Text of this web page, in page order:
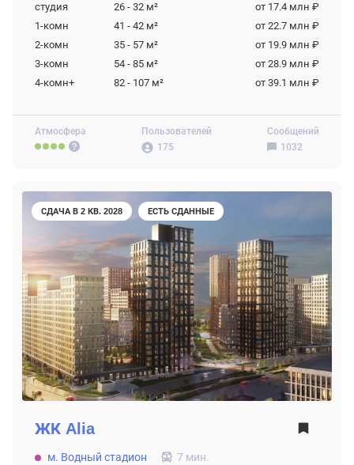
Атмосфера
Пользователей
175
Сообщений
1032
студия 26 - 32 м²
от 17.4 млн ₽
1-комн
41 - 42 м²
от 22.7 млн ₽
2-комн
35 - 57 м²
от 19.9 млн ₽
3-комн
54 - 85 м²
от 28.9 млн ₽
4-комн+
82 - 107 м² от 39.1 млн ₽
СДАЧА В 2 КВ. 2028 ЕСТЬ СДАННЫЕ
ЖК Alia
м. Водный стадион
7 мин.